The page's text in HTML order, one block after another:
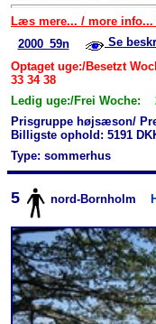
Læs mere... / more
2000_59n
Se
Optaget uge:/Besetzt
33 34 38
Ledig uge:/Frei Woche:
Prisgruppe højsæson/
Billigste ophold: 5191
Type: sommerhus
5 nord-Bornholm